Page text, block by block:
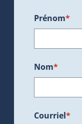
Prénom*
Nom*
Courriel*